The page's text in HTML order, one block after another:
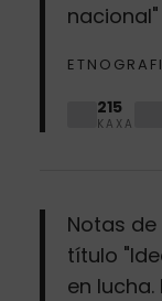
nacional"
215
KAXA
Notas
título
en